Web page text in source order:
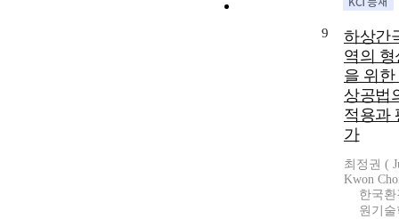
9
하상간
역의 형
을 위한
상공법
적용과
가
최정권 (
Kwon
한국
원기